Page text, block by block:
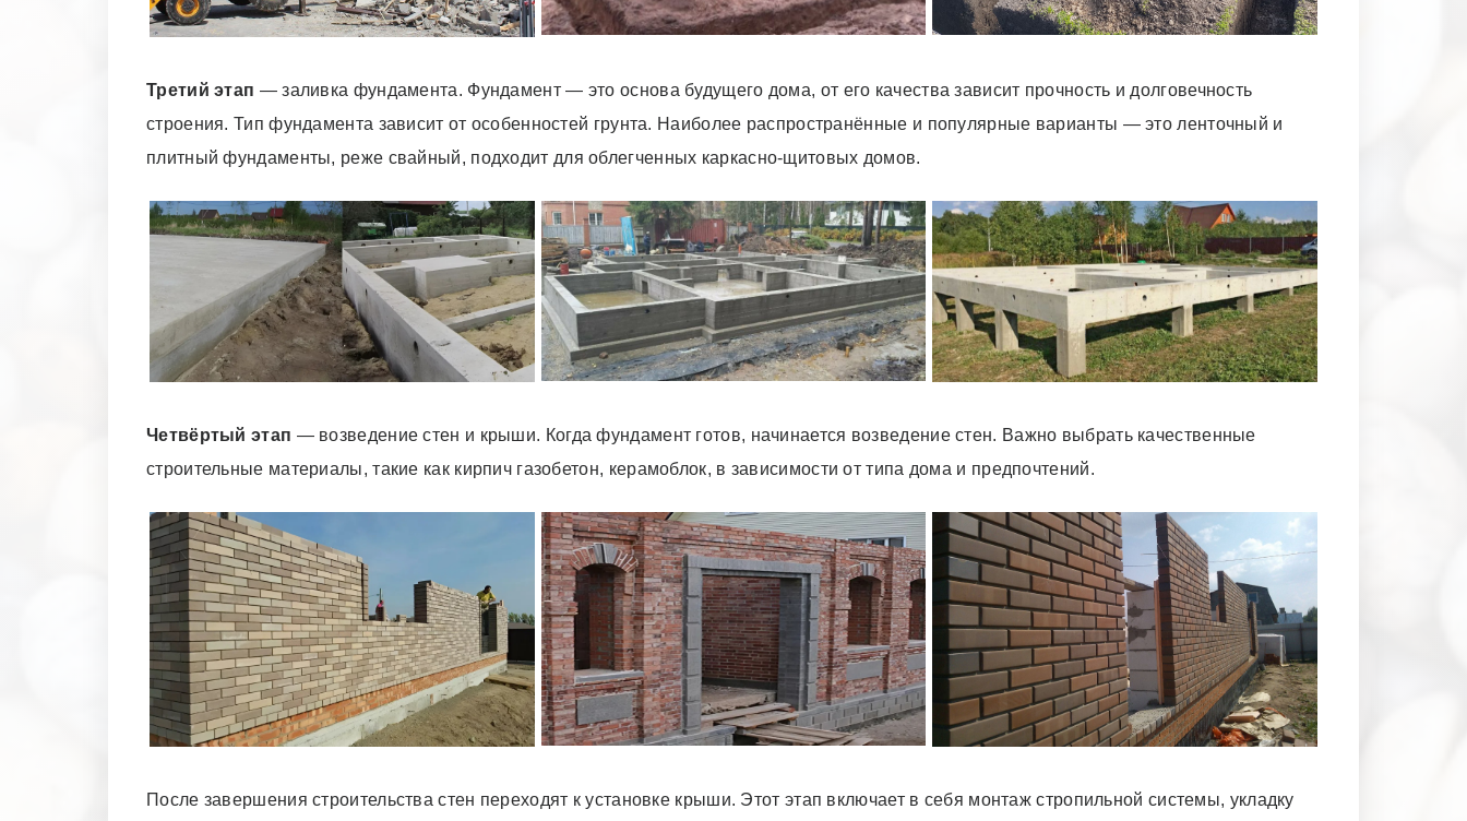
Третий этап — заливка фундамента. Фундамент — это основа будущего дома, от его качества зависит прочность и долговечность
строения. Тип фундамента зависит от особенностей грунта. Наиболее распространённые и популярные варианты — это ленточный и
плитный фундаменты, реже свайный, подходит для облегченных каркасно-щитовых домов.
Четвёртый этап — возведение стен и крыши. Когда фундамент готов, начинается возведение стен. Важно выбрать качественные
строительные материалы, такие как кирпич газобетон, керамоблок, в зависимости от типа дома и предпочтений.
После завершения строительства стен переходят к установке крыши. Этот этап включает в себя монтаж стропильной системы, укладку